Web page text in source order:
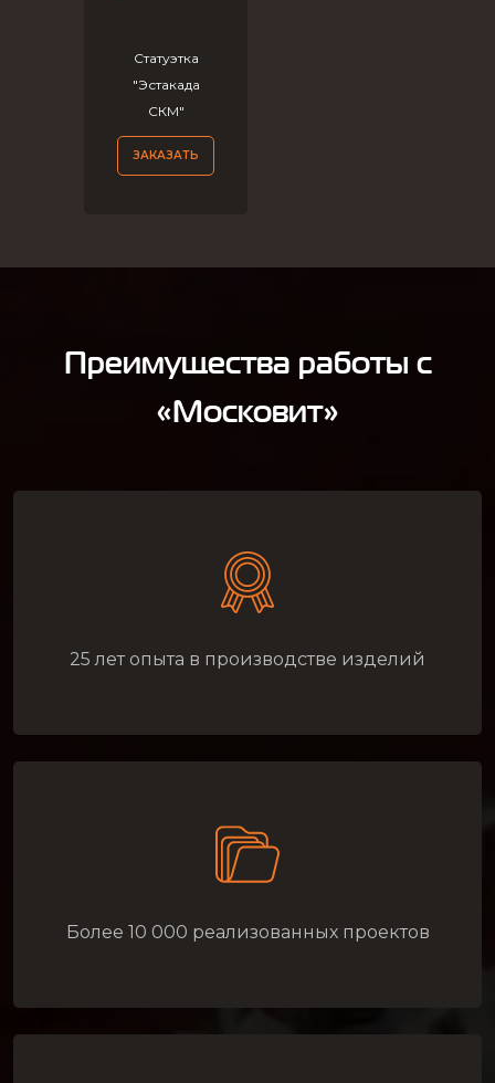
Статуэтка
"Эстакада
СКМ"
ЗАКАЗАТЬ
Преимущества работы с
«Московит»
25 лет опыта в производстве изделий
Более 10 000 реализованных проектов